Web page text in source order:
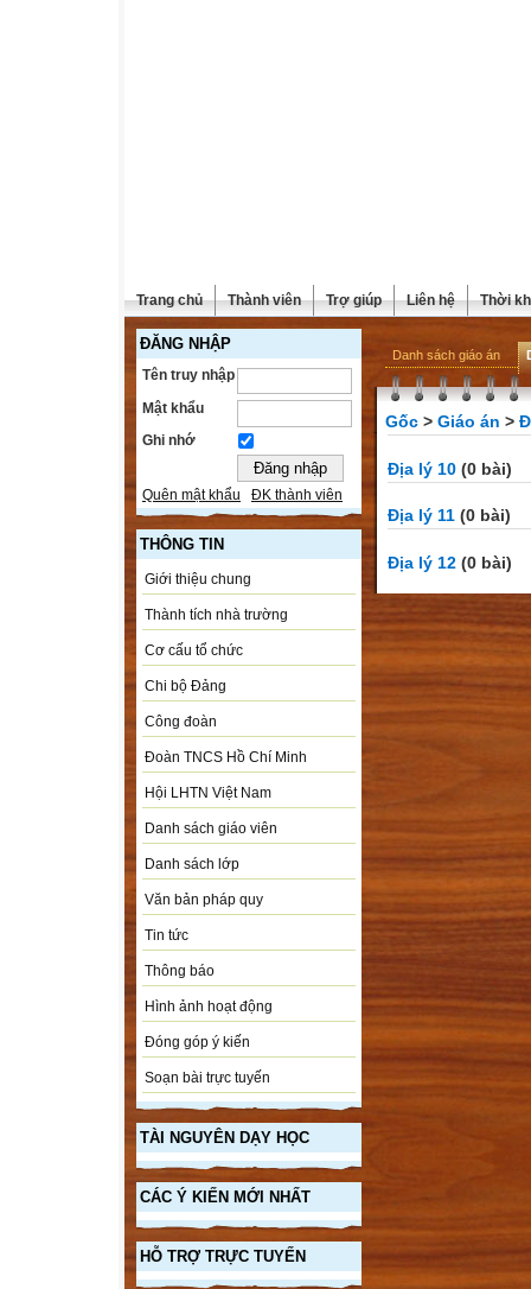
Trang chủ Thành viên Trợ giúp Liên hệ Thời
ĐĂNG NHẬP
Tên truy nhập
Mật khẩu
Ghi nhớ
Quên mật khẩu ĐK thành viên
THÔNG TIN
Giới thiệu chung
Thành tích nhà trường
Cơ cấu tổ chức
Chi bộ Đảng
Công đoàn
Đoàn TNCS Hồ Chí Minh
Hội LHTN Việt Nam
Danh sách giáo viên
Danh sách lớp
Văn bản pháp quy
Tin tức
Thông báo
Hình ảnh hoạt động
Đóng góp ý kiến
Soạn bài trực tuyến
TÀI NGUYÊN DẠY HỌC
CÁC Ý KIẾN MỚI NHẤT
HỖ TRỢ TRỰC TUYẾN
Danh sách giáo án
Gốc > Giáo án >
Địa lý 10 (0 bài)
Địa lý 11 (0 bài)
Địa lý 12 (0 bài)